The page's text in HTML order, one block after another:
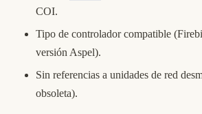
COI.
Tipo de controlador compatible
versión Aspel).
Sin referencias a unidades de red
obsoleta).